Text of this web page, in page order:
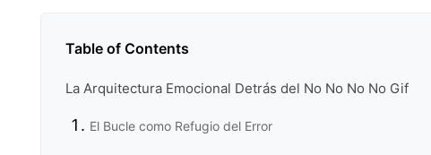
Table of Contents
La Arquitectura Emocional Detrás del No No No No Gif
El Bucle como Refugio del Error